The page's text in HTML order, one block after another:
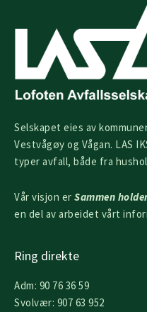
Selskapet eies av
Vestvågøy og Vågan. LAS
typer avfall, både fra
Vår visjon er Sammen
en del av arbeidet vårt
Ring direkte
Adm: 90 76 36 59
Svolvær: 907 63 952